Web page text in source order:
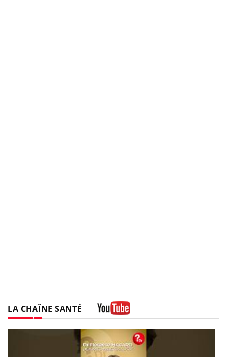
LA CHAÎNE SANTÉ